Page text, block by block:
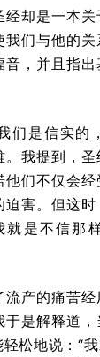
却是一本
们与他的
，并且指
们是信实的
我提到，
们不仅会
害。但这
就是不信那
产的痛苦
是解释道
松地说：“